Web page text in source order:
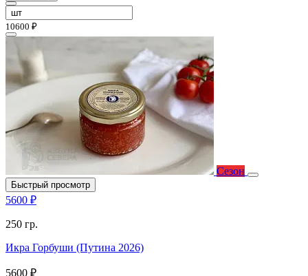
10600 ₽
Сезон
Быстрый просмотр
5600 ₽
250 гр.
Икра Горбуши (Путина 2026)
5600 ₽